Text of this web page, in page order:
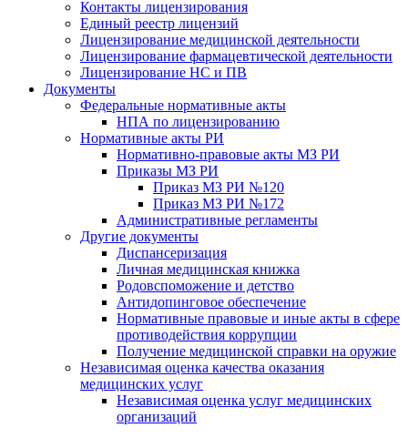
Контакты лицензирования
Единый реестр лицензий
Лицензирование медицинской деятельности
Лицензирование фармацевтической деятельности
Лицензирование НС и ПВ
Документы
Федеральные нормативные акты
НПА по лицензированию
Нормативные акты РИ
Нормативно-правовые акты МЗ РИ
Приказы МЗ РИ
Приказ МЗ РИ №120
Приказ МЗ РИ №172
Административные регламенты
Другие документы
Диспансеризация
Личная медицинская книжка
Родовспоможение и детство
Антидопинговое обеспечение
Нормативные правовые и иные акты в сфере
противодействия коррупции
Получение медицинской справки на оружие
Независимая оценка качества оказания
медицинских услуг
Независимая оценка услуг медицинскиx
организаций